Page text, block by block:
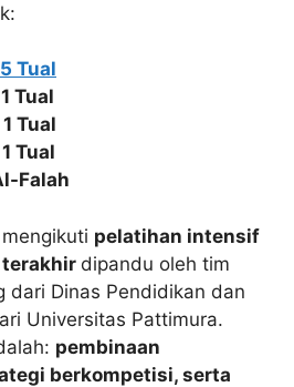
Tual
Tual
Tual
Tual
Falah
pelatihan intensif
terakhir dipandu oleh tim
dari Dinas Pendidikan dan
Universitas Pattimura.
pembinaan
berkompetisi, serta